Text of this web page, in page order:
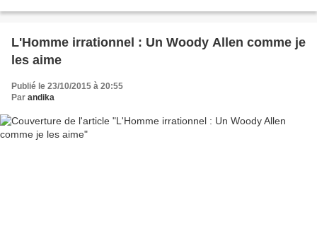
L'Homme irrationnel : Un Woody Allen comme je
les aime
Publié le 23/10/2015 à 20:55
Par andika